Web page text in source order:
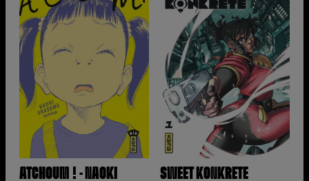
ATCHOUM ! - NAOKI
SWEET KONKRETE